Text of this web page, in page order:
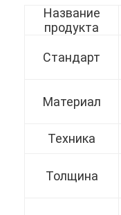
Название
продукта
Стандарт
Материал
Техника
Толщина